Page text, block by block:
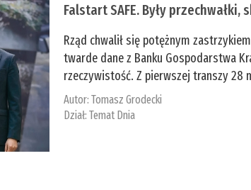
Falstart SAFE. Były przechwałki,
Rząd chwalił się potężnym
twarde dane z Banku Gospodarstwa
rzeczywistość. Z pierwszej transzy 28
Autor:Tomasz Grodecki
Dział:Temat Dnia